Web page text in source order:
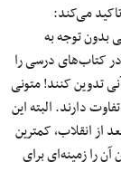
می‌کند:
بدون توجه به
در کتاب‌های درسی را
تدوین کنند! متونی
دارند. البته این
از انقلاب، کمترین
را زمینه‌ای برای